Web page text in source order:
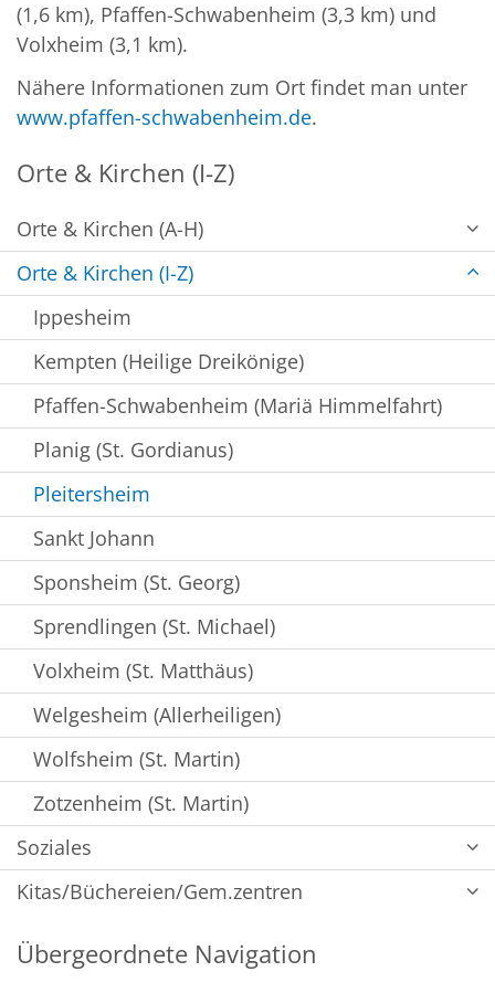
(1,6 km), Pfaffen-Schwabenheim (3,3 km) und
Volxheim (3,1 km).
Nähere Informationen zum Ort findet man unter
www.pfaffen-schwabenheim.de.
Orte & Kirchen (I-Z)
Orte & Kirchen (A-H)
Orte & Kirchen (I-Z)
Ippesheim
Kempten (Heilige Dreikönige)
Pfaffen-Schwabenheim (Mariä Himmelfahrt)
Planig (St. Gordianus)
Pleitersheim
Sankt Johann
Sponsheim (St. Georg)
Sprendlingen (St. Michael)
Volxheim (St. Matthäus)
Welgesheim (Allerheiligen)
Wolfsheim (St. Martin)
Zotzenheim (St. Martin)
Soziales
Kitas/Büchereien/Gem.zentren
Übergeordnete Navigation